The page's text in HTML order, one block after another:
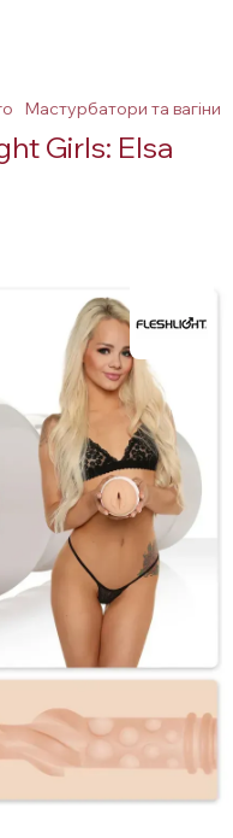
Мастурбатори та вагіни
Girls: Elsa